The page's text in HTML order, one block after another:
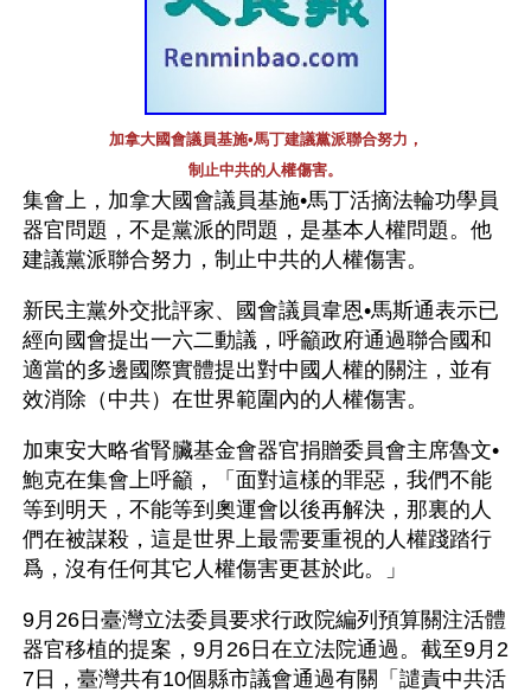
加拿大國會議員基施•馬丁建議黨派聯合努力，
制止中共的人權傷害。
集會上，加拿大國會議員基施•馬丁活摘法輪功學員
器官問題，不是黨派的問題，是基本人權問題。他
建議黨派聯合努力，制止中共的人權傷害。
新民主黨外交批評家、國會議員韋恩•馬斯通表示已
經向國會提出一六二動議，呼籲政府通過聯合國和
適當的多邊國際實體提出對中國人權的關注，並有
效消除（中共）在世界範圍內的人權傷害。
加東安大略省腎臟基金會器官捐贈委員會主席魯文•
鮑克在集會上呼籲，「面對這樣的罪惡，我們不能
等到明天，不能等到奧運會以後再解決，那裏的人
們在被謀殺，這是世界上最需要重視的人權踐踏行
爲，沒有任何其它人權傷害更甚於此。」
9月26日臺灣立法委員要求行政院編列預算關注活體
器官移植的提案，9月26日在立法院通過。截至9月2
7日，臺灣共有10個縣市議會通過有關「譴責中共活